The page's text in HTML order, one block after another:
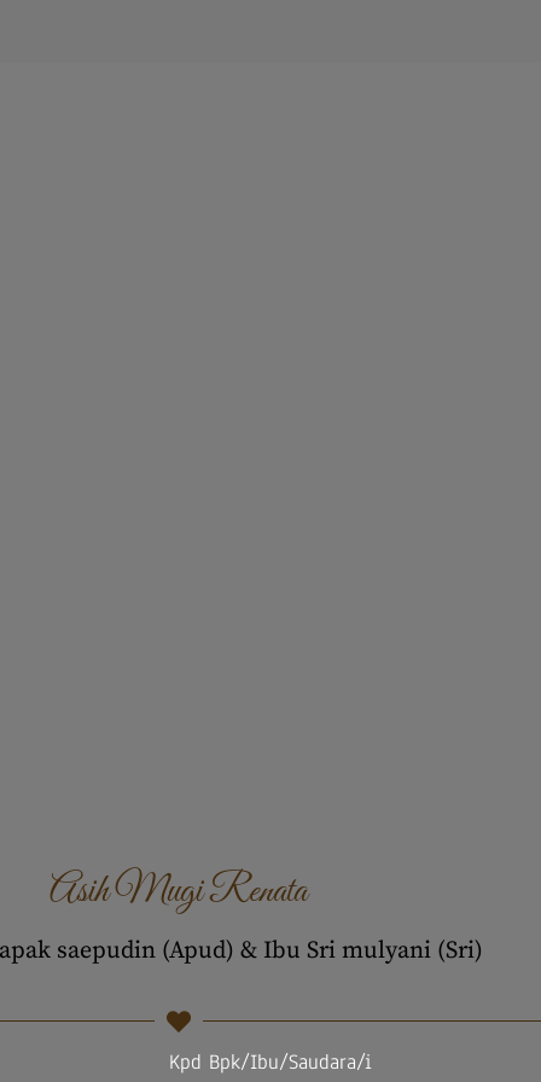
Asih Mugi Renata
saepudin (Apud) & Ibu Sri mulyani (Sri)
Kpd Bpk/Ibu/Saudara/i